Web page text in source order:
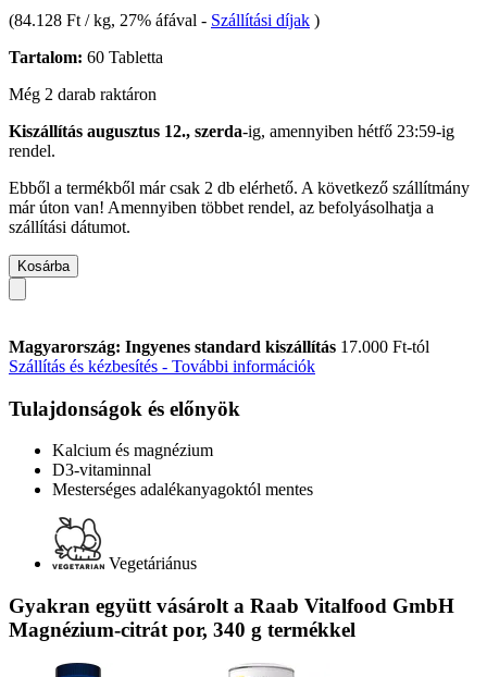
(84.128 Ft / kg, 27% áfával - Szállítási díjak )
Tartalom: 60 Tabletta
Még 2 darab raktáron
Kiszállítás augusztus 12., szerda-ig, amennyiben hétfő 23:59-ig
rendel.
Ebből a termékből már csak 2 db elérhető. A következő szállítmány
már úton van! Amennyiben többet rendel, az befolyásolhatja a
szállítási dátumot.
Kosárba
Magyarország: Ingyenes standard kiszállítás 17.000 Ft-tól
Szállítás és kézbesítés - További információk
Tulajdonságok és előnyök
Kalcium és magnézium
D3-vitaminnal
Mesterséges adalékanyagoktól mentes
Vegetáriánus
Gyakran együtt vásárolt a Raab Vitalfood GmbH
Magnézium-citrát por, 340 g termékkel